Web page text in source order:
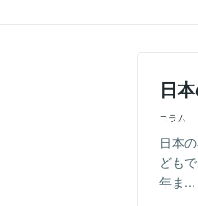
日
コラム
日本
ども
年ま...